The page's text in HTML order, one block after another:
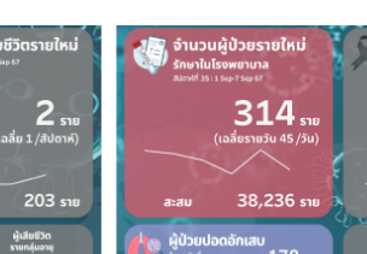
พยาบาล (รายสัปดาห์) 287 ราย